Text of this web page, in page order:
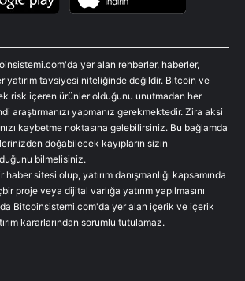
yer alan rehberler, haberler,
yatırım tavsiyesi niteliğinde değildir. Bitcoin ve
risk içeren ürünler olduğunu unutmadan her
araştırmanızı yapmanız gerekmektedir. Zira aksi
kaybetme noktasına gelebilirsiniz. Bu bağlamda
doğabilecek kayıpların sizin
bilmelisiniz.
sitesi olup, yatırım danışmanlığı kapsamında
proje veya dijital varlığa yatırım yapılmasını
Bitcoinsistemi.com'da yer alan içerik ve içerik
kararlarından sorumlu tutulamaz.